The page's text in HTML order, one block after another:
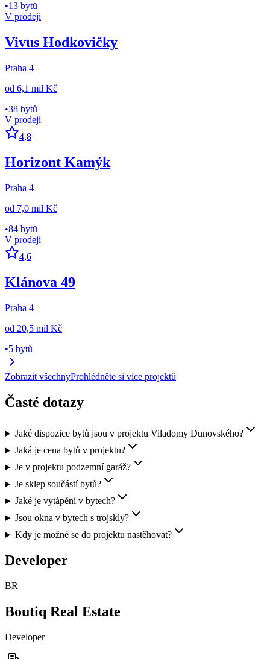
•13 bytů
V prodeji
Vivus Hodkovičky
Praha 4
od 6,1 mil Kč
•38 bytů
V prodeji
4,8
Horizont Kamýk
Praha 4
od 7,0 mil Kč
•84 bytů
V prodeji
4,6
Klánova 49
Praha 4
od 20,5 mil Kč
•5 bytů
Zobrazit všechnyProhlédněte si více projektů
Časté dotazy
Jaké dispozice bytů jsou v projektu Viladomy Dunovského?
Jaká je cena bytů v projektu?
Je v projektu podzemní garáž?
Je sklep součástí bytů?
Jaké je vytápění v bytech?
Jsou okna v bytech s trojskly?
Kdy je možné se do projektu nastěhovat?
Developer
BR
Boutiq Real Estate
Developer